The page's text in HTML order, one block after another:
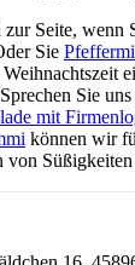
Seite, wenn
Sie
Sie
mit
können wir
von